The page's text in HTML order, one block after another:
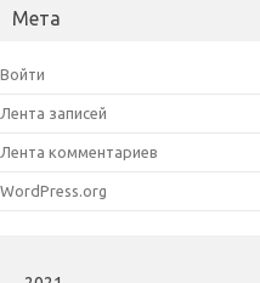
Мета
Войти
Лента записей
Лента комментариев
WordPress.org